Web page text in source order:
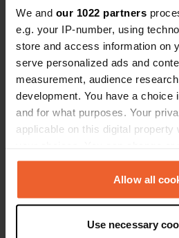
We and our 1022 partners
e.g. your IP-number, using
store and access information on
serve personalized ads and
measurement, audience
development. You have a choice
and for what purposes. Your
applicable on this digital property
any time from the Cookie
the Privacy trigger icon.
Collect information about
Allow all
Use necessary
Coördinaten
46° 1' 10" N 0° 20' 45" W
46.01947 -0.34591
Sitecode
2803
Kaart
Toon op kaart